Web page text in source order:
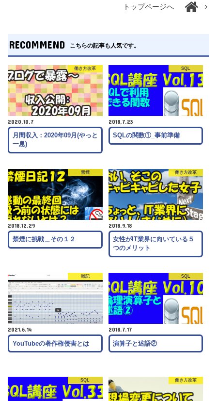
トップページへ
RECOMMEND こちらの記事も人気です。
働き方改革
2020.10.7
月間収入：2020年09月(やっと
一息)
SQL
2018.7.23
SQLの関数①_事前準備
禁煙
2018.12.29
禁煙に挑戦＿その１２
働き方改革
2018.9.18
女性がIT業界に向いている５
つのメリット
雑記
2021.6.14
YouTubeの著作権侵害とは
SQL
2018.7.17
演算子と述語②
SQL 働き方改革